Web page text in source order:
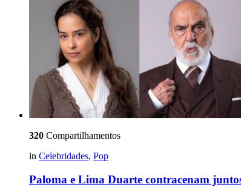
320 Compartilhamentos
in Celebridades, Pop
Paloma e Lima Duarte contracenam